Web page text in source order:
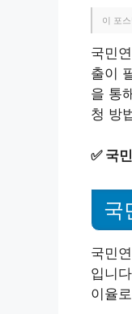
이 포
국민
출이
을 통
청 방
✅ 국
국
국민
입니
이율